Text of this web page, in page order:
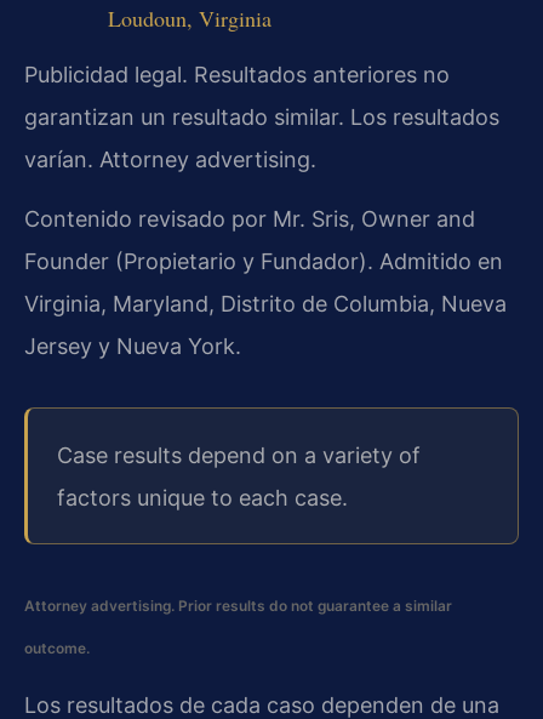
Loudoun, Virginia
Publicidad legal. Resultados anteriores no
garantizan un resultado similar. Los resultados
varían. Attorney advertising.
Contenido revisado por Mr. Sris, Owner and
Founder (Propietario y Fundador). Admitido en
Virginia, Maryland, Distrito de Columbia, Nueva
Jersey y Nueva York.
Case results depend on a variety of
factors unique to each case.
Attorney advertising. Prior results do not guarantee a similar
outcome.
Los resultados de cada caso dependen de una